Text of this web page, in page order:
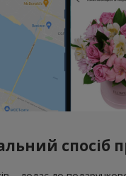
спосіб